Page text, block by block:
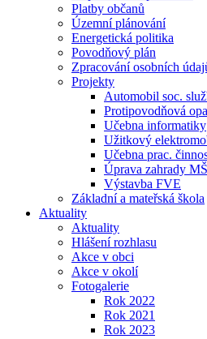
Platby občanů
Územní plánování
Energetická politika
Povodňový plán
Zpracování osobních
Projekty
Automobil soc.
Protipovodňová
Učebna informatiky
Užitkový
Učebna prac.
Úprava zahrady
Výstavba FVE
Základní a mateřská škola
Aktuality
Aktuality
Hlášení rozhlasu
Akce v obci
Akce v okolí
Fotogalerie
Rok 2022
Rok 2021
Rok 2023